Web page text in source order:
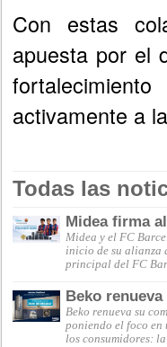
Con estas
apuesta por el
activamente a
Todas las
Midea firma
Midea y el FC
inicio de su alianza
principal del FC
Beko
Beko renueva su
poniendo el foco en
los consumidores: